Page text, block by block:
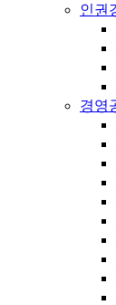
인권
경영